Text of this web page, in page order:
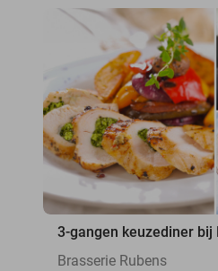
3-gangen keuzediner bij
Brasserie Rubens